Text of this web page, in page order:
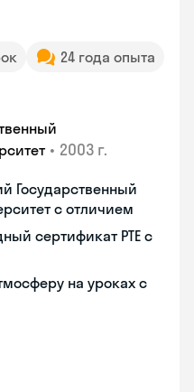
24 года опыта
• 2003 г.
Государственный
с отличием
сертификат PTE с
на уроках с